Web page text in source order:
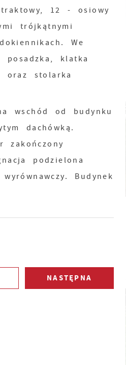
12 - osiowy
trójkątnymi
We
klatka
oraz stolarka
wschód od budynku
dachówką.
zakończony
podzielona
Budynek
NASTĘPNA